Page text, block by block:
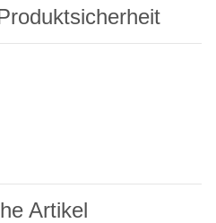
Artikel